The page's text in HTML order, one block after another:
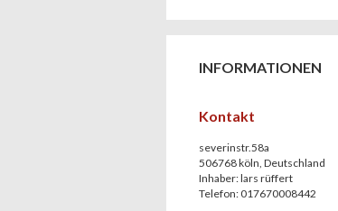
INFORMATIONEN
Kontakt
severinstr.58a
506768köln, Deutschland
Inhaber:lars rüffert
Telefon: 017670008442